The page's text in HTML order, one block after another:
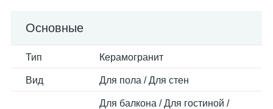
Основные
Тип Керамогранит
Вид Для пола / Для стен
Для балкона / Для гостиной /